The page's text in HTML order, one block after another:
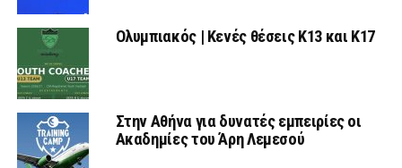
Ολυμπιακός | Κενές θέσεις Κ13 και Κ17
Στην Αθήνα για δυνατές εμπειρίες οι
Ακαδημίες του Άρη Λεμεσού